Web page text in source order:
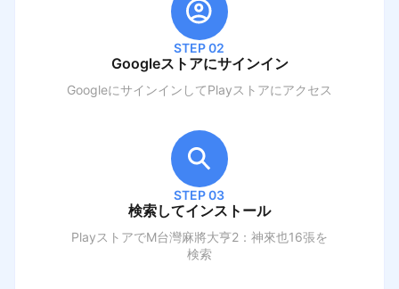
STEP 02
Googleストアにサインイン
GoogleにサインインしてPlayストアにアクセス
STEP 03
検索してインストール
PlayストアでM台灣麻將大亨2：神來也16張を
検索